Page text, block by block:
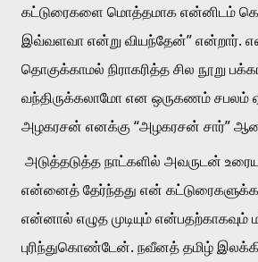
கட்டுரைகளை மொத்தமாக என்னிடம்
இவ்வளவா என்று வியந்தேன்” என்றார்.
தொகுக்காமல் நிராகரித்த சில நூறு
வந்திருக்கலாமோ என ஒருகணம் சபலம்
அழகரசன் எனக்கு “அழகரசன் சார்”
என்னைத் தேர்ந்தது என்
என்னால் எழுத முடியும் என்பதற்காகவும்
புரிந்துகொண்டேன். நவீனத் தமிழ்